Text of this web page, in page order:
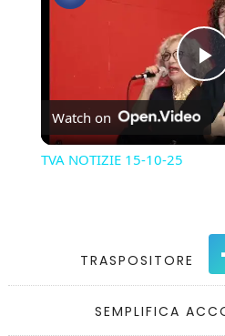
Watch on
TVA NOTIZIE 15-10-25
TRASPOSITORE
SEMPLIFICA